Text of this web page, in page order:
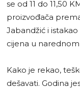
se od 11 do 11,50
proizvođača
Jabandžić i
cijena u
Kako je rekao,
dešavati. Godina